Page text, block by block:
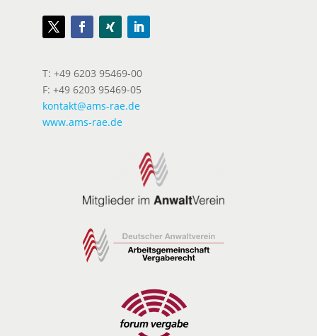
T: +49 6203 95469-00
F: +49 6203 95469-05
kontakt@ams-rae.de
www.ams-rae.de